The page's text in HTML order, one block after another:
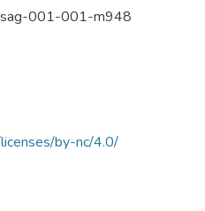
001-001-m948
by-nc/4.0/